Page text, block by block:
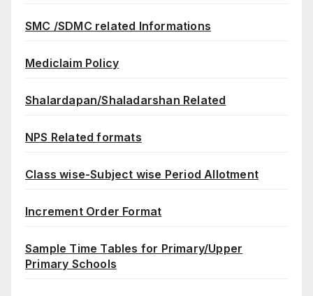
SMC /SDMC related Informations
Mediclaim Policy
Shalardapan/Shaladarshan Related
NPS Related formats
Class wise-Subject wise Period Allotment
Increment Order Format
Sample Time Tables for Primary/Upper
Primary Schools